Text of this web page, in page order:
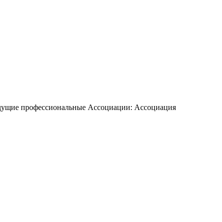
профессиональные Ассоциации: Ассоциация